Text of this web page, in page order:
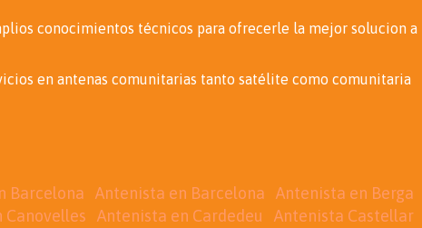
conocimientos técnicos para ofrecerle la mejor solucion a
en antenas comunitarias tanto satélite como comunitaria
Barcelona Antenista en Barcelona
Antenista en Berga
Canovelles Antenista en Cardedeu
Antenista Castellar